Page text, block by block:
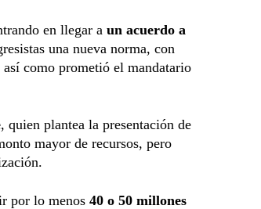
en llegar a un acuerdo a
una nueva norma, con
como prometió el mandatario
, quien plantea la presentación de
mayor de recursos, pero
por lo menos 40 o 50 millones